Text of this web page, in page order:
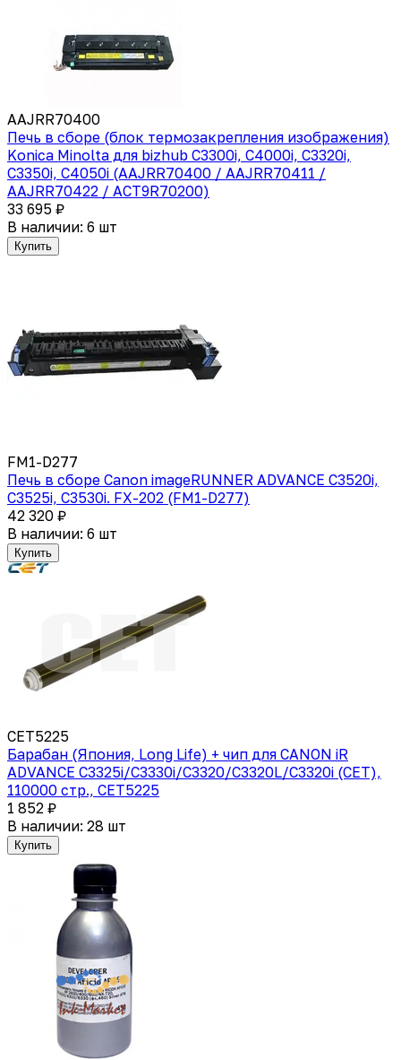
AAJRR70400
Печь в сборе (блок термозакрепления изображения)
Konica Minolta для bizhub C3300i, C4000i, C3320i,
C3350i, C4050i (AAJRR70400 / AAJRR70411 /
AAJRR70422 / ACT9R70200)
33 695 ₽
В наличии: 6 шт
Купить
FM1-D277
Печь в сборе Canon imageRUNNER ADVANCE C3520i,
C3525i, C3530i. FX-202 (FM1-D277)
42 320 ₽
В наличии: 6 шт
Купить
CET5225
Барабан (Япония, Long Life) + чип для CANON iR
ADVANCE C3325i/C3330i/C3320/C3320L/C3320i (CET),
110000 стр., CET5225
1 852 ₽
В наличии: 28 шт
Купить